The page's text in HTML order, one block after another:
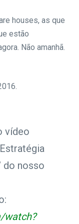
houses, as que
estão
Não amanhã.
vídeo
do nosso
watch?